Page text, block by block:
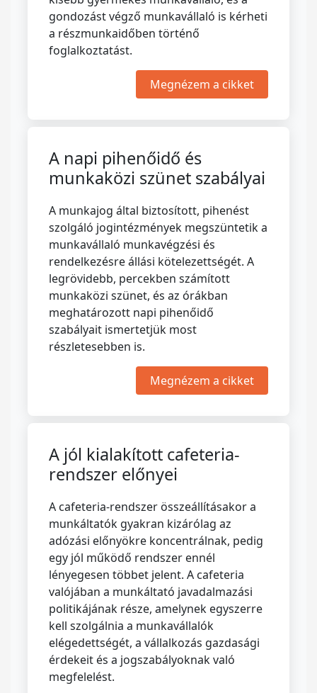
gondozást végző munkavállaló is kérheti
a részmunkaidőben történő
foglalkoztatást.
Megnézem a cikket
A napi pihenőidő és
munkaközi szünet szabályai
A munkajog által biztosított, pihenést
szolgáló jogintézmények megszüntetik a
munkavállaló munkavégzési és
rendelkezésre állási kötelezettségét. A
legrövidebb, percekben számított
munkaközi szünet, és az órákban
meghatározott napi pihenőidő
szabályait ismertetjük most
részletesebben is.
Megnézem a cikket
A jól kialakított cafeteria-
rendszer előnyei
A cafeteria-rendszer összeállításakor a
munkáltatók gyakran kizárólag az
adózási előnyökre koncentrálnak, pedig
egy jól működő rendszer ennél
lényegesen többet jelent. A cafeteria
valójában a munkáltató javadalmazási
politikájának része, amelynek egyszerre
kell szolgálnia a munkavállalók
elégedettségét, a vállalkozás gazdasági
érdekeit és a jogszabályoknak való
megfelelést.